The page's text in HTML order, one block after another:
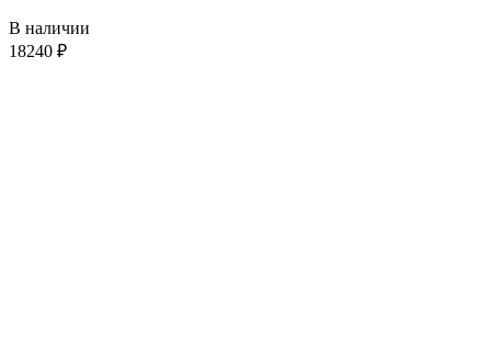
В наличии
18240 ₽